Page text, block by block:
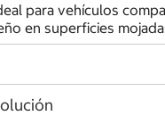
para vehículos
en superficies